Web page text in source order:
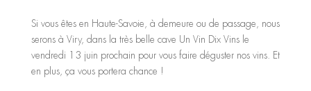
Si vous êtes en Haute-Savoie, à demeure ou de passage, nous
serons à Viry, dans la très belle cave Un Vin Dix Vins le
vendredi 13 juin prochain pour vous faire déguster nos vins. Et
en plus, ça vous portera chance !